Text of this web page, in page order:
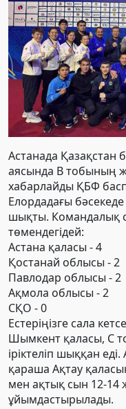
Астанада Қазақстан
аясында В тобының
хабарлайды ҚБФ
Елордадағы
шықты. Командалық
төмендегідей:
Астана қаласы - 4
Қостанай облысы - 2
Павлодар облысы - 2
Ақмола облысы - 2
СҚО - 0
Естеріңізге сала
Шымкент қаласы, С
іріктеліп шыққан
қараша Ақтау
мен ақтық сын 12-14
ұйымдастырылады.